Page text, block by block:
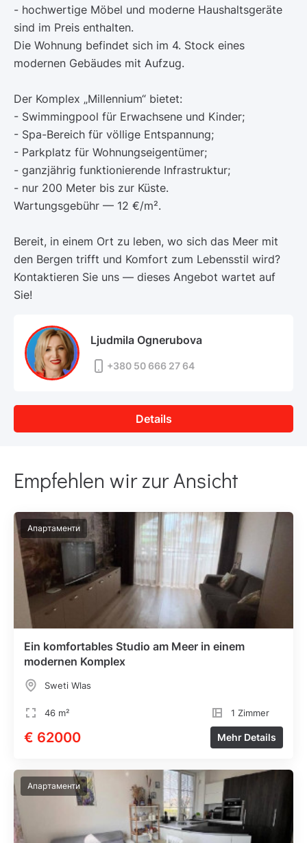
- hochwertige Möbel und moderne Haushaltsgeräte
sind im Preis enthalten.
Die Wohnung befindet sich im 4. Stock eines
modernen Gebäudes mit Aufzug.
Der Komplex „Millennium“ bietet:
- Swimmingpool für Erwachsene und Kinder;
- Spa-Bereich für völlige Entspannung;
- Parkplatz für Wohnungseigentümer;
- ganzjährig funktionierende Infrastruktur;
- nur 200 Meter bis zur Küste.
Wartungsgebühr — 12 €/m².
Bereit, in einem Ort zu leben, wo sich das Meer mit
den Bergen trifft und Komfort zum Lebensstil wird?
Kontaktieren Sie uns — dieses Angebot wartet auf
Sie!
Ljudmila Ognerubova
+380 50 666 27 64
Details
Empfehlen wir zur Ansicht
Апартаменти
Ein komfortables Studio am Meer in einem
modernen Komplex
Sweti Wlas
46 m² 1 Zimmer
€ 62000 Mehr Details
Апартаменти